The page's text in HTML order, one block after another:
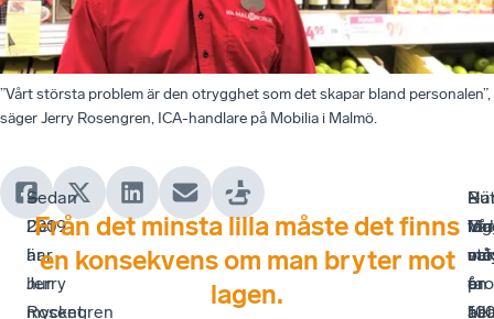
”Vårt största problem är den otrygghet som det skapar bland personalen”,
säger Jerry Rosengren, ICA-handlare på Mobilia i Malmö.
Sedan
2009
har
Jerry
Rosengren
–
Det
är
hur
mycket
Från det minsta lilla måste det finns
en konsekvens om man bryter mot
lagen.
år
100
–
är
en
hel
–
ta